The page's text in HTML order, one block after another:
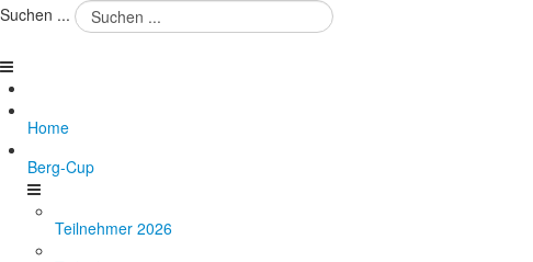
Suchen ...
Home
Berg-Cup
Teilnehmer 2026